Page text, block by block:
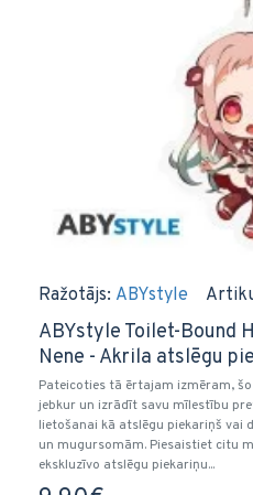
Ražotājs: ABYstyle
ABYstyle Toilet-Bound
Nene - Akrila atslēgu
Pateicoties tā ērtajam izmēram,
jebkur un izrādīt savu mīlestību
lietošanai kā atslēgu piekariņš vai
un mugursomām. Piesaistiet citu
ekskluzīvo atslēgu piekariņu...